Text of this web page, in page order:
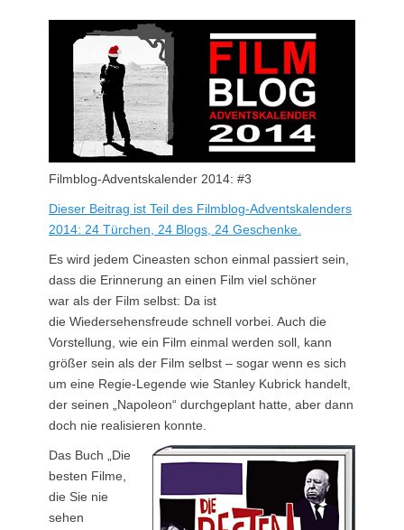
Filmblog-Adventskalender 2014: #3
Dieser Beitrag ist Teil des Filmblog-Adventskalenders
2014: 24 Türchen, 24 Blogs, 24 Geschenke.
Es wird jedem Cineasten schon einmal passiert sein,
dass die Erinnerung an einen Film viel schöner
war als der Film selbst: Da ist
die Wiedersehensfreude schnell vorbei. Auch die
Vorstellung, wie ein Film einmal werden soll, kann
größer sein als der Film selbst – sogar wenn es sich
um eine Regie-Legende wie Stanley Kubrick handelt,
der seinen „Napoleon“ durchgeplant hatte, aber dann
doch nie realisieren konnte.
Das Buch „Die
besten Filme,
die Sie nie
sehen